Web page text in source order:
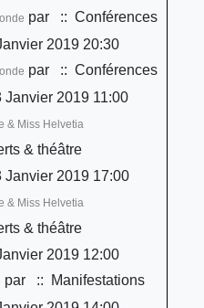
par
:: Conférences
2019 20:30
par
:: Conférences
Janvier 2019 11:00
& Miss Helvetia
& théâtre
Janvier 2019 17:00
& Miss Helvetia
& théâtre
2019 12:00
par
:: Manifestations